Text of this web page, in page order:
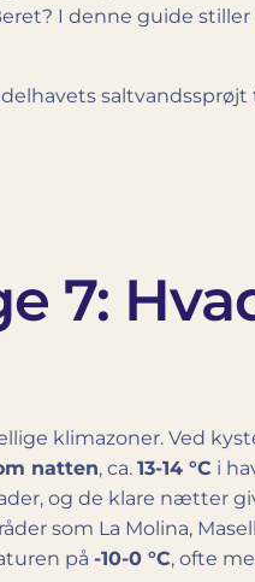
I denne guide
7:
klimazoner. Ved
natten, ca. 13-14 °C i
og de klare nætter
som La Molina,
på -10-0 °C, ofte